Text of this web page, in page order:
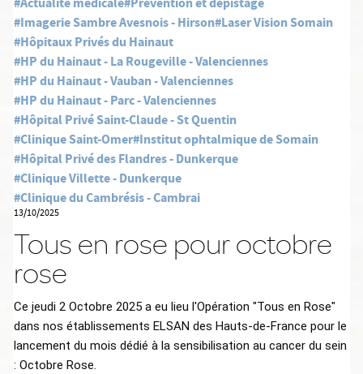
#Imagerie Sambre Avesnois - Hirson#Laser Vision Somain
#Hôpitaux Privés du Hainaut
#HP du Hainaut - La Rougeville - Valenciennes
#HP du Hainaut - Vauban - Valenciennes
#HP du Hainaut - Parc - Valenciennes
#Hôpital Privé Saint-Claude - St Quentin
#Clinique Saint-Omer#Institut ophtalmique de Somain
#Hôpital Privé des Flandres - Dunkerque
#Clinique Villette - Dunkerque
#Clinique du Cambrésis - Cambrai
13/10/2025
Tous en rose pour octobre
rose
Ce jeudi 2 Octobre 2025 a eu lieu l'Opération "Tous en Rose"
dans nos établissements ELSAN des Hauts-de-France pour le
lancement du mois dédié à la sensibilisation au cancer du sein
: Octobre Rose.